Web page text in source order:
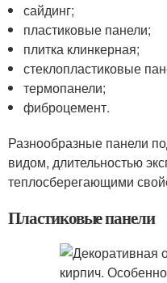
сайдинг;
пластиковые панели;
плитка клинкерная;
стеклопластиковые
термопанели;
фиброцемент.
Разнообразные панели
видом, длительностью
теплосберегающими
Пластиковые панели